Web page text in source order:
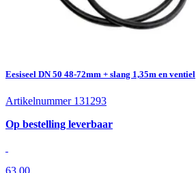
Eesiseel DN 50 48-72mm + slang 1,35m en ventiel
Artikelnummer 131293
Op bestelling leverbaar